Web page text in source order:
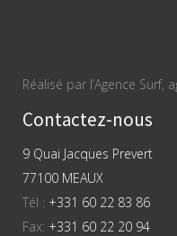
Réalisé par l’Agence
Contactez-nous
9 Quai Jacques Prevert
77100 MEAUX
Tél : +331 60 22 83 86
Fax: +331 60 22 20 94